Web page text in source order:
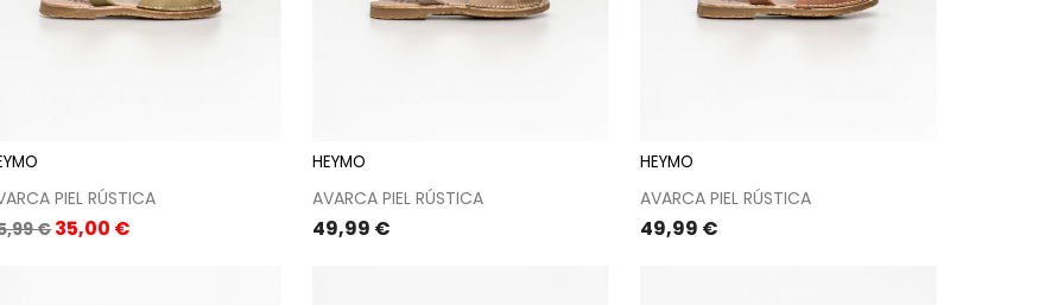
PIEL RÚSTICA
€Precio
35,00 €
HEYMO
AVARCA PIEL RÚSTICA
Precio
49,99 €
HEYMO
AVARCA PIEL RÚSTICA
Precio
49,99 €